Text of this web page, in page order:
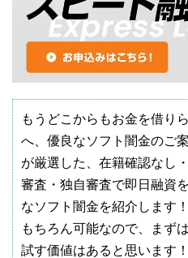
もうどこからもお金を借り
へ、優良なソフト闇金のご
が厳選した、在籍確認なし
審査・独自審査で即日融資
なソフト闇金を紹介します
もちろん可能なので、まず
試す価値はあると思います！